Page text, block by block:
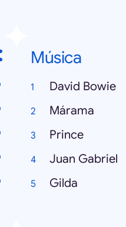
Música
David Bowie
Márama
Prince
Juan Gabriel
Gilda